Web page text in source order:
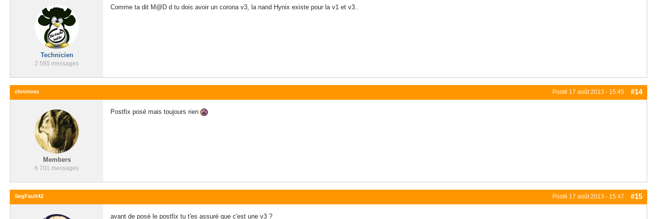
Technicien
2 585 messages
Comme ta dit M@D d tu dois avoir un corona v3, la nand Hynix existe pour la v1 et v3..
Posté 17 août 2013 - 15:45 #14
chronoss
Members
6 701 messages
Postfix posé mais toujours rien
Posté 17 août 2013 - 15:47 #15
SegFault42
avant de posé le postfix tu t'es assuré que c'est une v3 ?